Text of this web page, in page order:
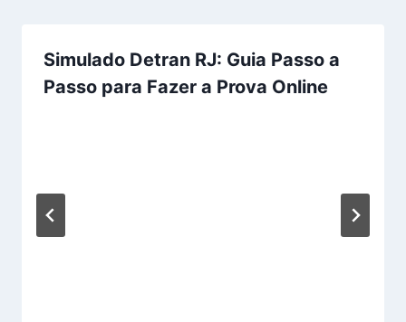
Simulado Detran RJ: Guia Passo a
Passo para Fazer a Prova Online